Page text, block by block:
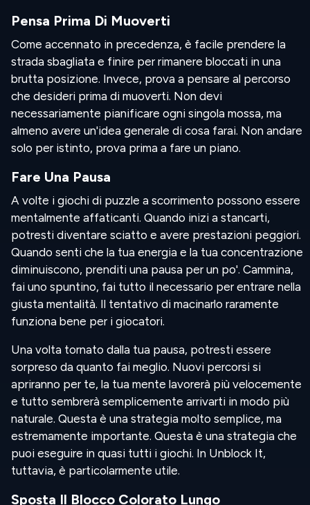
Pensa Prima Di Muoverti
Come accennato in precedenza, è facile prendere la
strada sbagliata e finire per rimanere bloccati in una
brutta posizione. Invece, prova a pensare al percorso
che desideri prima di muoverti. Non devi
necessariamente pianificare ogni singola mossa, ma
almeno avere un'idea generale di cosa farai. Non andare
solo per istinto, prova prima a fare un piano.
Fare Una Pausa
A volte i giochi di puzzle a scorrimento possono essere
mentalmente affaticanti. Quando inizi a stancarti,
potresti diventare sciatto e avere prestazioni peggiori.
Quando senti che la tua energia e la tua concentrazione
diminuiscono, prenditi una pausa per un po'. Cammina,
fai uno spuntino, fai tutto il necessario per entrare nella
giusta mentalità. Il tentativo di macinarlo raramente
funziona bene per i giocatori.
Una volta tornato dalla tua pausa, potresti essere
sorpreso da quanto fai meglio. Nuovi percorsi si
apriranno per te, la tua mente lavorerà più velocemente
e tutto sembrerà semplicemente arrivarti in modo più
naturale. Questa è una strategia molto semplice, ma
estremamente importante. Questa è una strategia che
puoi eseguire in quasi tutti i giochi. In Unblock It,
tuttavia, è particolarmente utile.
Sposta Il Blocco Colorato Lungo